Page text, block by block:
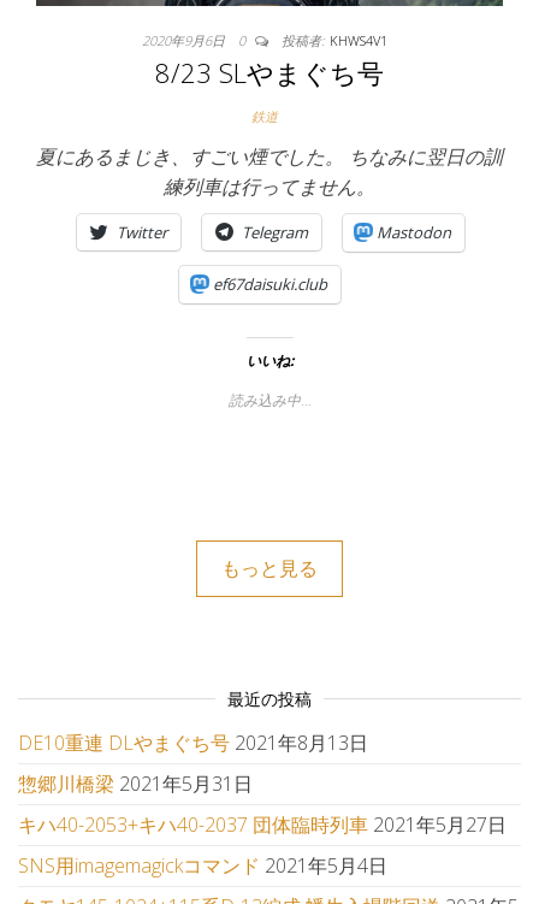
2020年9月6日 0 投稿者: KHWS4V1
8/23 SLやまぐち号
鉄道
夏にあるまじき、すごい煙でした。 ちなみに翌日の訓
練列車は行ってません。
Twitter Telegram Mastodon
ef67daisuki.club
いいね:
読み込み中…
もっと見る
最近の投稿
DE10重連 DLやまぐち号 2021年8月13日
惣郷川橋梁 2021年5月31日
キハ40-2053+キハ40-2037 団体臨時列車 2021年5月27日
SNS用imagemagickコマンド 2021年5月4日